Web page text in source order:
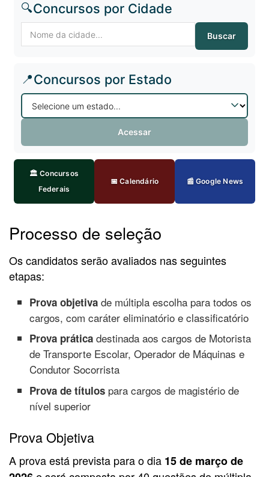
🔍Concursos por Cidade
Buscar
📍Concursos por Estado
Acessar
🏛️ Concursos
Federais
📅 Calendário 📰 Google News
Processo de seleção
Os candidatos serão avaliados nas seguintes
etapas:
Prova objetiva de múltipla escolha para todos os
cargos, com caráter eliminatório e classificatório
Prova prática destinada aos cargos de Motorista
de Transporte Escolar, Operador de Máquinas e
Condutor Socorrista
Prova de títulos para cargos de magistério de
nível superior
Prova Objetiva
A prova está prevista para o dia 15 de março de